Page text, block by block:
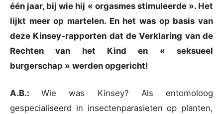
één jaar, bij wie hij « orgasmes stimuleerde ». Het
lijkt meer op martelen. En het was op basis van
deze Kinsey-rapporten dat de Verklaring van de
Rechten van het Kind en « seksueel
burgerschap » werden opgericht!
A.B.:Wie was Kinsey? Als entomoloog
gespecialiseerd in insectenparasieten op planten,